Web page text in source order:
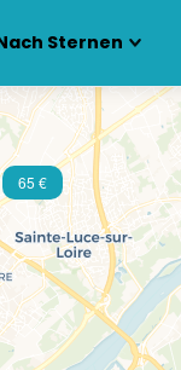
Sternen
65 €